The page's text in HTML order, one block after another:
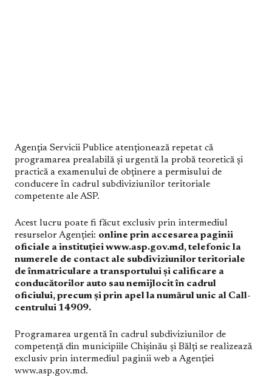
Agenţia Servicii Publice atenționează repetat că
programarea prealabilă şi urgentă la probă teoretică și
practică a examenului de obținere a permisului de
conducere în cadrul subdiviziunilor teritoriale
competente ale ASP.
Acest lucru poate fi făcut exclusiv prin intermediul
resurselor Agenției: online prin accesarea paginii
oficiale a instituției www.asp.gov.md, telefonic la
numerele de contact ale subdiviziunilor teritoriale
de înmatriculare a transportului şi calificare a
conducătorilor auto sau nemijlocit în cadrul
oficiului, precum și prin apel la numărul unic al Call-
centrului 14909.
Programarea urgentă în cadrul subdiviziunilor de
competență din municipiile Chișinău și Bălți se realizează
exclusiv prin intermediul paginii web a Agenției
www.asp.gov.md.